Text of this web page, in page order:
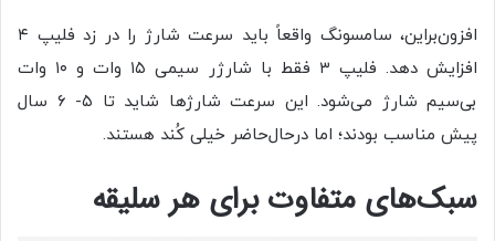
افزون‌براین، سامسونگ واقعاً باید سرعت شارژ را در زد فلیپ ۴
افزایش دهد. فلیپ ۳ فقط با شارژر سیمی ۱۵ وات و ۱۰ وات
بی‌سیم شارژ می‌شود. این سرعت‌ شارژها شاید تا ۵- ۶ سال
پیش مناسب بودند؛ اما درحال‌حاضر خیلی کُند هستند.
سبک‌های متفاوت برای هر سلیقه